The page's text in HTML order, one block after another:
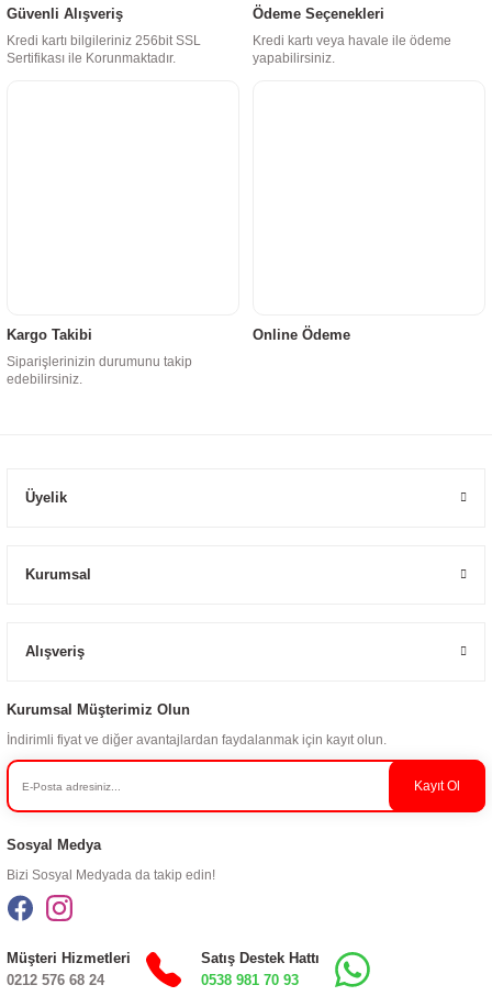
Güvenli Alışveriş
Kredi kartı bilgileriniz 256bit SSL
Sertifikası ile Korunmaktadır.
Ödeme Seçenekleri
Kredi kartı veya havale ile ödeme
yapabilirsiniz.
Kargo Takibi
Siparişlerinizin durumunu takip
edebilirsiniz.
Online Ödeme
Üyelik
Kurumsal
Alışveriş
Kurumsal Müşterimiz Olun
İndirimli fiyat ve diğer avantajlardan faydalanmak için kayıt olun.
Kayıt Ol
Sosyal Medya
Bizi Sosyal Medyada da takip edin!
Müşteri Hizmetleri
0212 576 68 24
Satış Destek Hattı
0538 981 70 93